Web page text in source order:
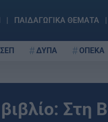
ΠΑΙΔΑΓΩΓΙΚΑ ΘΕΜΑΤΑ
ΔΥΠΑ ΟΠΕΚΑ
Στη